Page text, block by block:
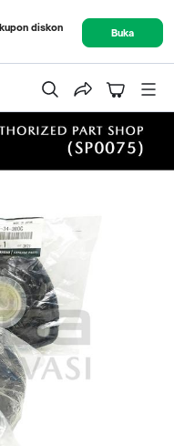
diskon
Buka